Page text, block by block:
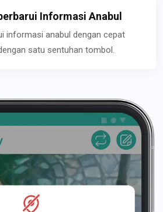
Informasi Anabul
informasi anabul dengan cepat
satu sentuhan tombol.